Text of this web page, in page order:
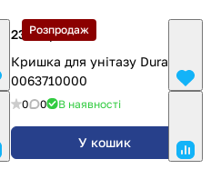
Розпродаж
2333 грн.
Кришка для унітазу Duravit
0063710000
0 0 В наявності
У кошик